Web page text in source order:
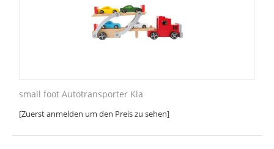
small foot Autotransporter Kla
[Zuerst anmelden um den Preis zu sehen]